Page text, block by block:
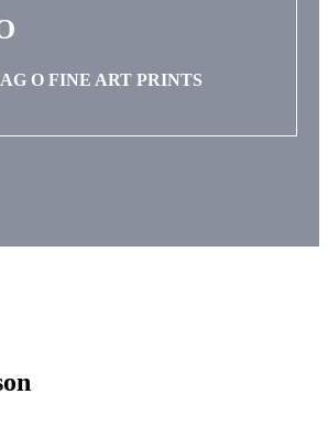
O FINE ART PRINTS